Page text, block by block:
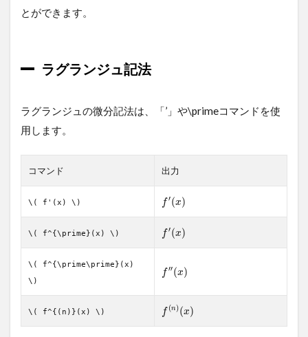
プニ
ッツ
ニュ
法
1.4
記法
偏微分
3
ベ
ク
の
微
とができます。
ラグランジュ記法
ラグランジュの微分記法は、「’」や\primeコマンドを使
用します。
コマンド 出力
\( f'(x) \) f′(x)
\( f^{\prime}(x) \) f′(x)
\( f^{\prime\prime}(x)
\)
f′′(x)
\( f^{(n)}(x) \) f (n)(x)